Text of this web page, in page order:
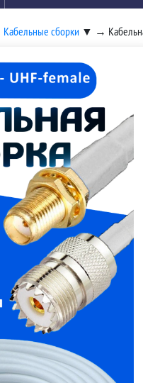
Кабельные сборки ▼ →